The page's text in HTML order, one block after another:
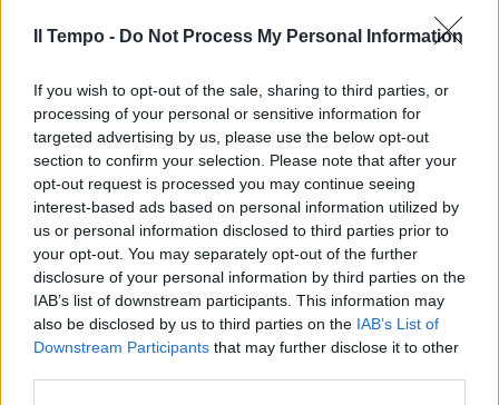
Il Tempo - Do Not Process My Personal Information
If you wish to opt-out of the sale, sharing to third parties, or
processing of your personal or sensitive information for
targeted advertising by us, please use the below opt-out
section to confirm your selection. Please note that after your
opt-out request is processed you may continue seeing
interest-based ads based on personal information utilized by
us or personal information disclosed to third parties prior to
your opt-out. You may separately opt-out of the further
disclosure of your personal information by third parties on the
IAB’s list of downstream participants. This information may
also be disclosed by us to third parties on the IAB’s List of
Downstream Participants that may further disclose it to other
bandiera palestinese.